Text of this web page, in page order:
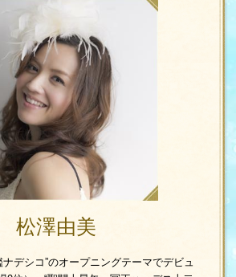
本作のために結成された、松澤由
lasahによる女性ヴォーカルユニ
美しく透明感のある歌声で、
作品の世界観をドラマティックに